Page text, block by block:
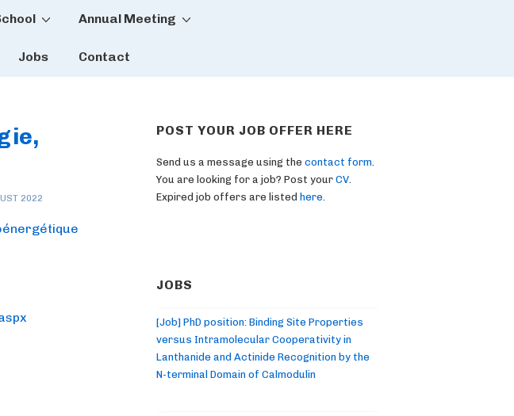
Annual Meeting
Jobs Contact
2022
POST YOUR JOB OFFER HERE
Send us a message using the contact form
You are looking for a job? Post your CV
Expired job offers are listed here
JOBS
[Job] PhD position: Binding Site Properties
versus Intramolecular Cooperativity in
Lanthanide and Actinide Recognition by the
N-terminal Domain of Calmodulin